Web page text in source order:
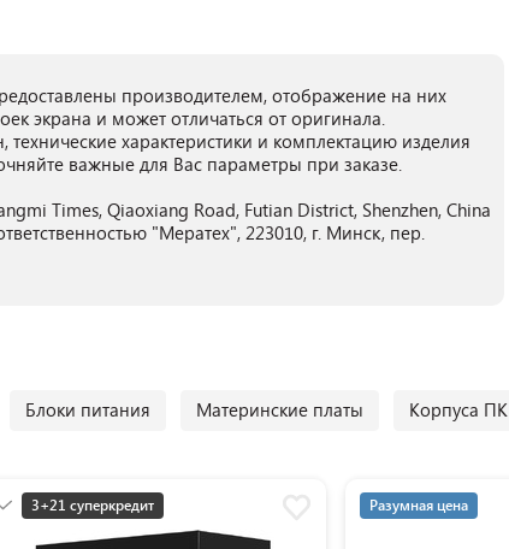
производителем, отображение на них
экрана и может отличаться от оригинала.
характеристики и комплектацию изделия
важные для Вас параметры при заказе.
Times, Qiaoxiang Road, Futian District, Shenzhen, China
"Мератех", 223010, г. Минск, пер.
Блоки питания Материнские платы Корпуса ПК
3+21 суперкредит
Разумная цена
Разумная цена